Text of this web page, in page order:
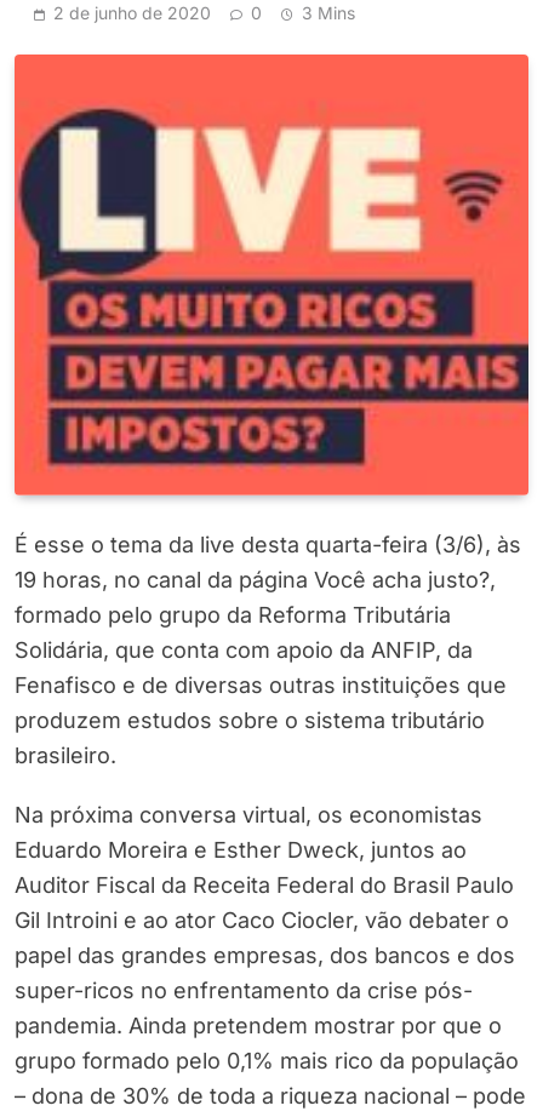
2 de junho de 2020 0 3 Mins
É esse o tema da live desta quarta-feira (3/6), às
19 horas, no canal da página Você acha justo?,
formado pelo grupo da Reforma Tributária
Solidária, que conta com apoio da ANFIP, da
Fenafisco e de diversas outras instituições que
produzem estudos sobre o sistema tributário
brasileiro.
Na próxima conversa virtual, os economistas
Eduardo Moreira e Esther Dweck, juntos ao
Auditor Fiscal da Receita Federal do Brasil Paulo
Gil Introini e ao ator Caco Ciocler, vão debater o
papel das grandes empresas, dos bancos e dos
super-ricos no enfrentamento da crise pós-
pandemia. Ainda pretendem mostrar por que o
grupo formado pelo 0,1% mais rico da população
– dona de 30% de toda a riqueza nacional – pode